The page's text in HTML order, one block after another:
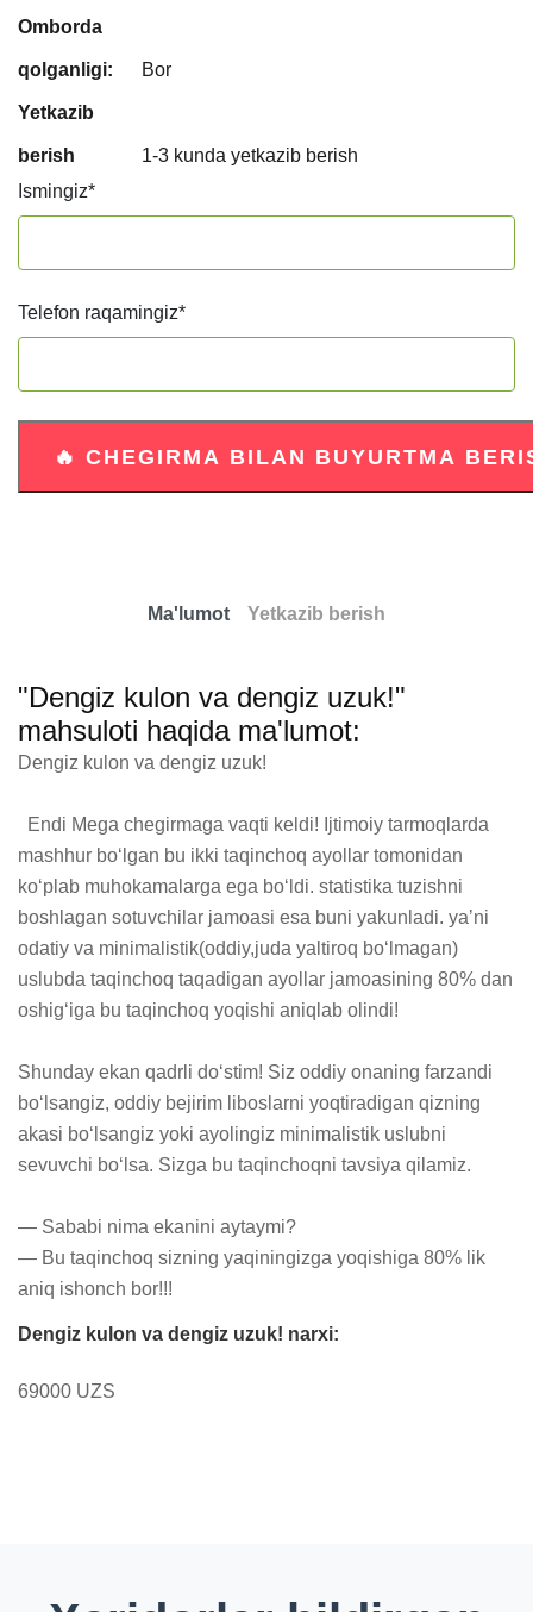
Omborda
qolganligi: Bor
Yetkazib
berish
1-3 kunda yetkazib berish
Ismingiz*
Telefon raqamingiz*
Ma'lumot Yetkazib berish
"Dengiz kulon va dengiz uzuk!"
mahsuloti haqida ma'lumot:
Dengiz kulon va dengiz uzuk!
mashhur bo‘lgan bu ikki taqinchoq ayollar tomonidan
ko‘plab muhokamalarga ega bo‘ldi. statistika tuzishni
boshlagan sotuvchilar jamoasi esa buni yakunladi. yaʼni
odatiy va minimalistik(oddiy,juda yaltiroq bo‘lmagan)
uslubda taqinchoq taqadigan ayollar jamoasining 80% dan
oshig‘iga bu taqinchoq yoqishi aniqlab olindi!
Shunday ekan qadrli do‘stim! Siz oddiy onaning farzandi
bo‘lsangiz, oddiy bejirim liboslarni yoqtiradigan qizning
akasi bo‘lsangiz yoki ayolingiz minimalistik uslubni
sevuvchi bo‘lsa. Sizga bu taqinchoqni tavsiya qilamiz.
— Sababi nima ekanini aytaymi?
— Bu taqinchoq sizning yaqiningizga yoqishiga 80% lik
aniq ishonch bor!!!
Dengiz kulon va dengiz uzuk! narxi:
69000 UZS